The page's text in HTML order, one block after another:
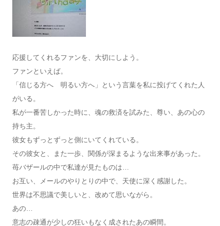
応援してくれるファンを、大切にしよう。
ファンといえば。
「信じる方へ 明るい方へ」という言葉を私に投げてくれた人
がいる。
私が一番苦しかった時に、魂の救済を試みた、尊い、あの心の
持ち主。
彼女もずっとずっと側にいてくれている。
その彼女と、また一歩、関係が深まるような出来事があった。
苺バザールの中で私達が見たものは…
お互い、メールのやりとりの中で、天使に深く感謝した。
世界は不思議で美しいと、改めて思いながら。
あの…
意志の疎通が少しの狂いもなく成されたあの瞬間。